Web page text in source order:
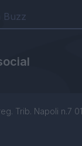
Buzz
Trib. Napoli n.7